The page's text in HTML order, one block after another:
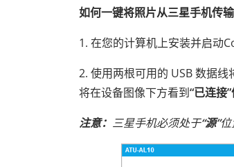
如何一键将照片从三星手机传
1. 在您的计算机上安装并启动
2. 使用两根可用的 USB 数据
将在设备图像下方看到“已连接
注意： 三星手机必须处于“源”位